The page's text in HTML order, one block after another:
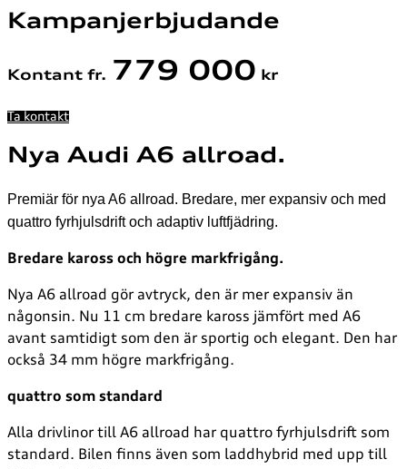
Kampanjerbjudande
Kontant fr. 779 000 kr
Ta kontakt
Nya Audi A6 allroad.
Premiär för nya A6 allroad. Bredare, mer expansiv och med
quattro fyrhjulsdrift och adaptiv luftfjädring.
Bredare kaross och högre markfrigång.
Nya A6 allroad gör avtryck, den är mer expansiv än
någonsin. Nu 11 cm bredare kaross jämfört med A6
avant samtidigt som den är sportig och elegant. Den har
också 34 mm högre markfrigång.
quattro som standard
Alla drivlinor till A6 allroad har quattro fyrhjulsdrift som
standard. Bilen finns även som laddhybrid med upp till